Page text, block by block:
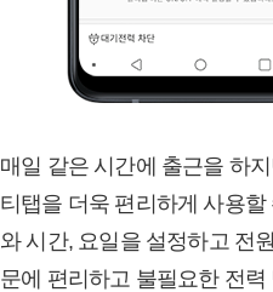
매일 같은 시간에 출근을 하
티탭을 더욱 편리하게 사용
와 시간, 요일을 설정하고 전
문에 편리하고 불필요한 전